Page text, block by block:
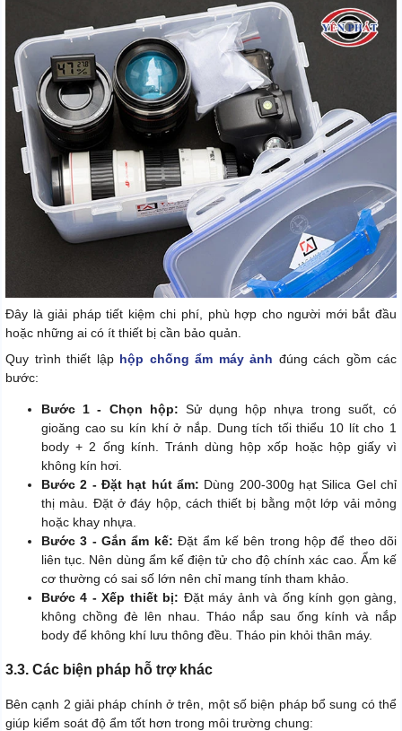
Đây là giải pháp tiết kiệm chi phí, phù hợp cho người mới bắt đầu
hoặc những ai có ít thiết bị cần bảo quản.
Quy trình thiết lập hộp chống ẩm máy ảnh đúng cách gồm các
bước:
Bước 1 - Chọn hộp: Sử dụng hộp nhựa trong suốt, có
gioăng cao su kín khí ở nắp. Dung tích tối thiểu 10 lít cho 1
body + 2 ống kính. Tránh dùng hộp xốp hoặc hộp giấy vì
không kín hơi.
Bước 2 - Đặt hạt hút ẩm: Dùng 200-300g hạt Silica Gel chỉ
thị màu. Đặt ở đáy hộp, cách thiết bị bằng một lớp vải mỏng
hoặc khay nhựa.
Bước 3 - Gắn ẩm kế: Đặt ẩm kế bên trong hộp để theo dõi
liên tục. Nên dùng ẩm kế điện tử cho độ chính xác cao. Ẩm kế
cơ thường có sai số lớn nên chỉ mang tính tham khảo.
Bước 4 - Xếp thiết bị: Đặt máy ảnh và ống kính gọn gàng,
không chồng đè lên nhau. Tháo nắp sau ống kính và nắp
body để không khí lưu thông đều. Tháo pin khỏi thân máy.
3.3. Các biện pháp hỗ trợ khác
Bên cạnh 2 giải pháp chính ở trên, một số biện pháp bổ sung có thể
giúp kiểm soát độ ẩm tốt hơn trong môi trường chung: